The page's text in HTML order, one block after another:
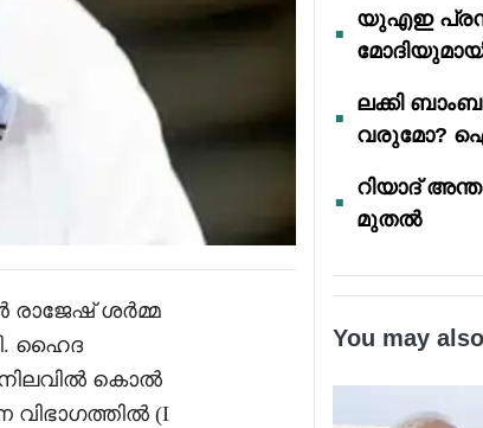
രാജേഷ് ശർമ്മ
ഹൈദ
നിലവിൽ കൊൽ
(I
യുഎഇ
ലക്കി
വരുമോ?
റിയാദ്
മുതൽ
You may